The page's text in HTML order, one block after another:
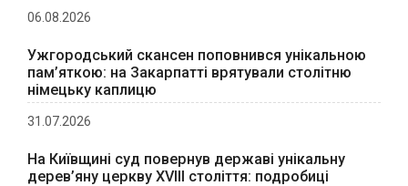
06.08.2026
Ужгородський скансен поповнився унікальною
пам’яткою: на Закарпатті врятували столітню
німецьку каплицю
31.07.2026
На Київщині суд повернув державі унікальну
дерев’яну церкву XVIII століття: подробиці